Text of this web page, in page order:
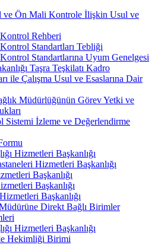
ve Ön Mali Kontrole İlişkin Usul ve
Rehberi
Standartları Tebliği
Standartlarına Uyum Genelgesi
Taşra Teşkilatı Kadro
ile Çalışma Usul ve Esaslarına Dair
Müdürlüğünün Görev Yetki ve
Sistemi İzleme ve Değerlendirme
Hizmetleri Başkanlığı
Hizmetleri Başkanlığı
Başkanlığı
Başkanlığı
Başkanlığı
Direkt Bağlı Birimler
Hizmetleri Başkanlığı
Hekimliği Birimi